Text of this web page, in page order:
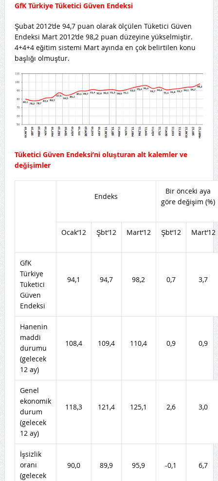
GfKTürkiye Tüketici Güven Endeksi
Şubat 2012’de 94,7 puan olarak ölçülen Tüketici Güven
Endeksi Mart 2012’de 98,2 puan düzeyine yükselmiştir.
4+4+4 eğitim sistemi Mart ayında en çok belirtilen konu
başlığı olmuştur.
Tüketici Güven Endeksi’ni oluşturan alt kalemler ve
değişimler
Endeks
Bir önceki aya
göre değişim (%)
Ocak‘12 Şbt‘12 Mart‘12 Şbt‘12 Mart‘12
GfK
Türkiye
Tüketici
Güven
Endeksi
94,1 94,7 98,2 0,7 3,7
Hanenin
maddi
durumu
(gelecek
12 ay)
108,4 109,4 110,4 0,9 0,9
Genel
ekonomik
durum
(gelecek
12 ay)
118,3 121,4 125,1 2,6 3,0
İşsizlik
oranı
(gelecek
90,0 89,9 95,9 -0,1 6,7